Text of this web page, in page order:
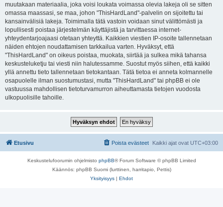
muutakaan materiaalia, joka voisi loukata voimassa olevia lakeja oli se sitten
omassa maassasi, se maa, johon "ThisHardLand"-palvelin on sijoitettu tai
kansainvälisiä lakeja. Toimimalla tätä vastoin voidaan sinut välittömästi ja
lopullisesti poistaa järjestelmän käyttäjistä ja tarvittaessa internet-
yhteydentarjoajaasi otetaan yhteyttä. Kaikkien viestien IP-osoite tallennetaan
näiden ehtojen noudattamisen tarkkailua varten. Hyväksyt, että
"ThisHardLand" on oikeus poistaa, muokata, siirtää ja sulkea mikä tahansa
keskusteluketju tai viesti niin halutessamme. Suostut myös siihen, että kaikki
yllä annettu tieto tallennetaan tietokantaan. Tätä tietoa ei anneta kolmannelle
osapuolelle ilman suostumustasi, mutta "ThisHardLand" tai phpBB ei ole
vastuussa mahdollisen tietoturvamurron aiheuttamasta tietojen vuodosta
ulkopuolisille tahoille.
Etusivu Kaikki ajat ovat UTC+03:00
Poista evästeet
Keskustelufoorumin ohjelmisto phpBB® Forum Software © phpBB Limited
Käännös: phpBB Suomi (lurttinen, harritapio, Pettis)
Yksityisyys | Ehdot